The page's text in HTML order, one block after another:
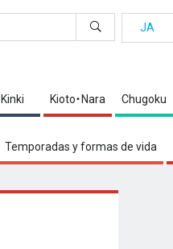
Kinki Kioto・Nara Chugoku
Temporadas y formas de vida
JA